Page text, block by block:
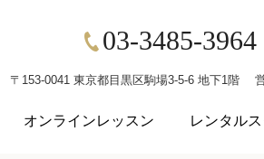
03-3485-3964
〒153-0041 東京都目黒区駒場3-5-6 地下1階
オンラインレッスン レンタル